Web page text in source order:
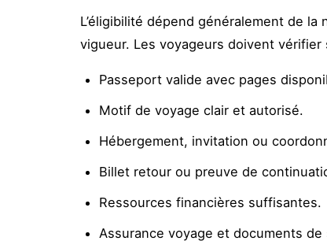
L’éligibilité dépend généralement de
vigueur. Les voyageurs doivent
Passeport valide avec pages
Motif de voyage clair et autorisé.
Hébergement, invitation ou
Billet retour ou preuve de
Ressources financières suffisantes.
Assurance voyage et documents de